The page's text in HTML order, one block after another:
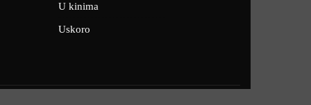
U kinima
Uskoro